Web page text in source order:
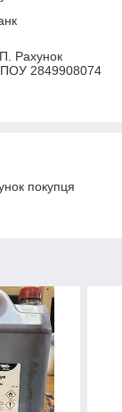
Рахунок
2849908074
покупця